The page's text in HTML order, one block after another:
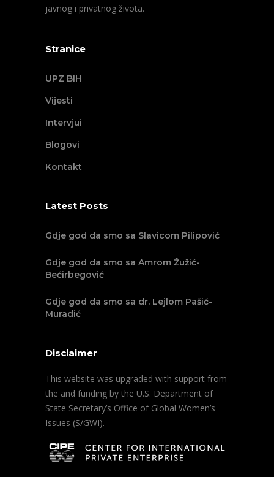
javnog i privatnog života.
Stranice
UPZ BIH
Vijesti
Intervjui
Blogovi
Kontakt
Latest Posts
Gdje god da smo sa Slavicom Pilipović
Gdje god da smo sa Amrom Žužić-
Bećirbegović
Gdje god da smo sa dr. Lejlom Pašić-
Muradić
Disclaimer
This website was upgraded with support from
the and funding by the U.S. Department of
State Secretary’s Office of Global Women’s
Issues (S/GWI).